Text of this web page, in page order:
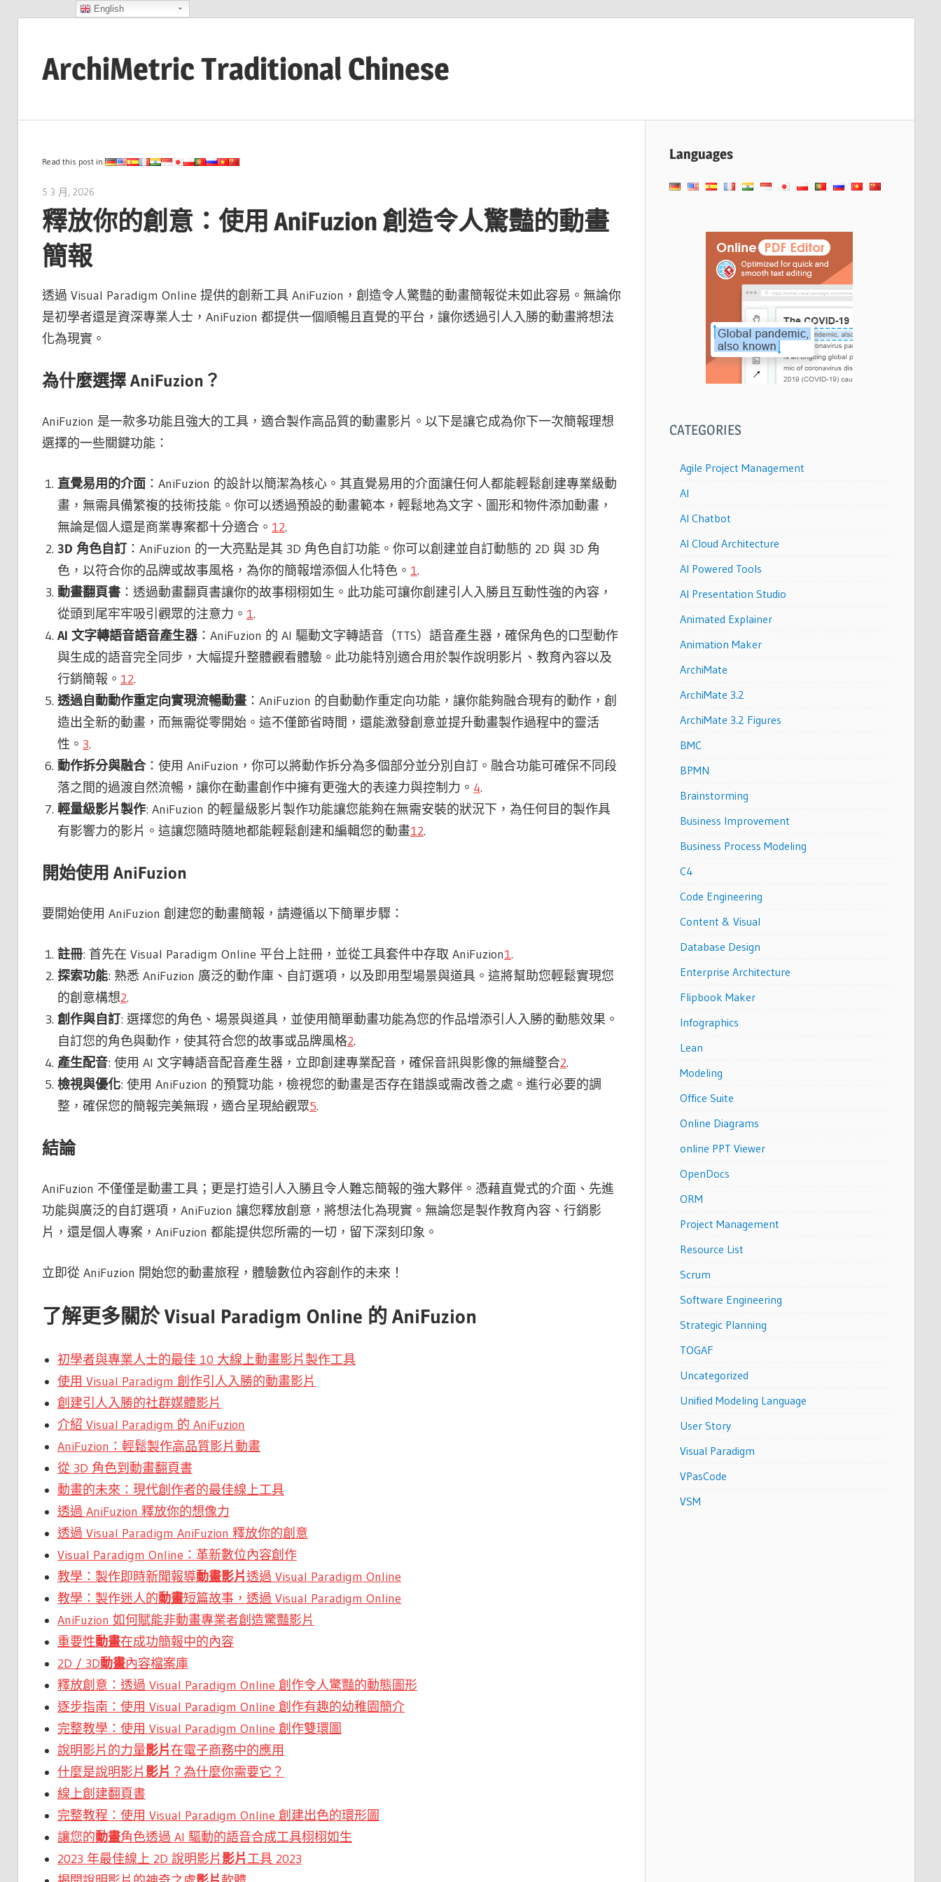
contentArchiMetric Traditional Chinese
Dev
Scrum,
and
More
Read this post in:
5 3 月, 2026
釋放你的創意：使用 AniFuzion 創造令人驚豔的動畫
簡報
透過 Visual Paradigm Online 提供的創新工具 AniFuzion，創造令人驚豔的動畫簡報從未如此容易。無論你
是初學者還是資深專業人士，AniFuzion 都提供一個順暢且直覺的平台，讓你透過引人入勝的動畫將想法
化為現實。
為什麼選擇 AniFuzion？
AniFuzion 是一款多功能且強大的工具，適合製作高品質的動畫影片。以下是讓它成為你下一次簡報理想
選擇的一些關鍵功能：
直覺易用的介面 ：AniFuzion 的設計以簡潔為核心。其直覺易用的介面讓任何人都能輕鬆創建專業級動
畫，無需具備繁複的技術技能。你可以透過預設的動畫範本，輕鬆地為文字、圖形和物件添加動畫，
無論是個人還是商業專案都十分適合。 12.
3D 角色自訂 ：AniFuzion 的一大亮點是其 3D 角色自訂功能。你可以創建並自訂動態的 2D 與 3D 角
色，以符合你的品牌或故事風格，為你的簡報增添個人化特色。 1.
動畫翻頁書 ：透過動畫翻頁書讓你的故事栩栩如生。此功能可讓你創建引人入勝且互動性強的內容，
從頭到尾牢牢吸引觀眾的注意力。 1.
AI 文字轉語音語音產生器 ：AniFuzion 的 AI 驅動文字轉語音（TTS）語音產生器，確保角色的口型動作
與生成的語音完全同步，大幅提升整體觀看體驗。此功能特別適合用於製作說明影片、教育內容以及
行銷簡報。 12.
透過自動動作重定向實現流暢動畫 ：AniFuzion 的自動動作重定向功能，讓你能夠融合現有的動作，創
造出全新的動畫，而無需從零開始。這不僅節省時間，還能激發創意並提升動畫製作過程中的靈活
性。 3.
動作拆分與融合：使用 AniFuzion，你可以將動作拆分為多個部分並分別自訂。融合功能可確保不同段
落之間的過渡自然流暢，讓你在動畫創作中擁有更強大的表達力與控制力。 4.
輕量級影片製作: AniFuzion 的輕量級影片製作功能讓您能夠在無需安裝的狀況下，為任何目的製作具
有影響力的影片。這讓您隨時隨地都能輕鬆創建和編輯您的動畫12.
開始使用 AniFuzion
要開始使用 AniFuzion 創建您的動畫簡報，請遵循以下簡單步驟：
註冊: 首先在 Visual Paradigm Online 平台上註冊，並從工具套件中存取 AniFuzion1.
探索功能: 熟悉 AniFuzion 廣泛的動作庫、自訂選項，以及即用型場景與道具。這將幫助您輕鬆實現您
的創意構想2.
創作與自訂: 選擇您的角色、場景與道具，並使用簡單動畫功能為您的作品增添引人入勝的動態效果。
自訂您的角色與動作，使其符合您的故事或品牌風格2.
產生配音: 使用 AI 文字轉語音配音產生器，立即創建專業配音，確保音訊與影像的無縫整合2.
檢視與優化: 使用 AniFuzion 的預覽功能，檢視您的動畫是否存在錯誤或需改善之處。進行必要的調
整，確保您的簡報完美無瑕，適合呈現給觀眾5.
結論
AniFuzion 不僅僅是動畫工具；更是打造引人入勝且令人難忘簡報的強大夥伴。憑藉直覺式的介面、先進
功能與廣泛的自訂選項，AniFuzion 讓您釋放創意，將想法化為現實。無論您是製作教育內容、行銷影
片，還是個人專案，AniFuzion 都能提供您所需的一切，留下深刻印象。
立即從 AniFuzion 開始您的動畫旅程，體驗數位內容創作的未來！
了解更多關於 Visual Paradigm Online 的 AniFuzion
初學者與專業人士的最佳 10 大線上動畫影片製作工具
使用 Visual Paradigm 創作引人入勝的動畫影片
創建引人入勝的社群媒體影片
介紹 Visual Paradigm 的 AniFuzion
AniFuzion：輕鬆製作高品質影片動畫
從 3D 角色到動畫翻頁書
動畫的未來：現代創作者的最佳線上工具
透過 AniFuzion 釋放你的想像力
透過 Visual Paradigm AniFuzion 釋放你的創意
Visual Paradigm Online：革新數位內容創作
教學：製作即時新聞報導動畫影片透過 Visual Paradigm Online
教學：製作迷人的動畫短篇故事，透過 Visual Paradigm Online
AniFuzion 如何賦能非動畫專業者創造驚豔影片
重要性動畫在成功簡報中的內容
2D / 3D動畫內容檔案庫
釋放創意：透過 Visual Paradigm Online 創作令人驚豔的動態圖形
逐步指南：使用 Visual Paradigm Online 創作有趣的幼稚園簡介
完整教學：使用 Visual Paradigm Online 創作雙環圖
說明影片的力量影片在電子商務中的應用
什麼是說明影片 影片 ？為什麼你需要它？
線上創建翻頁書
完整教程：使用 Visual Paradigm Online 創建出色的環形圖
讓您的動畫角色透過 AI 驅動的語音合成工具栩栩如生
2023 年最佳線上 2D 說明影片 影片工具 2023
Languages
CATEGORIES
Agile Project Management
AI
AI Chatbot
AI Cloud Architecture
AI Powered Tools
AI Presentation Studio
Animated Explainer
Animation Maker
ArchiMate
ArchiMate 3.2
ArchiMate 3.2 Figures
BMC
BPMN
Brainstorming
Business Improvement
Business Process Modeling
C4
Code Engineering
Content & Visual
Database Design
Enterprise Architecture
Flipbook Maker
Infographics
Lean
Modeling
Office Suite
Online Diagrams
online PPT Viewer
OpenDocs
ORM
Project Management
Resource List
Scrum
Software Engineering
Strategic Planning
TOGAF
Uncategorized
Unified Modeling Language
User Story
Visual Paradigm
VPasCode
VSM
English